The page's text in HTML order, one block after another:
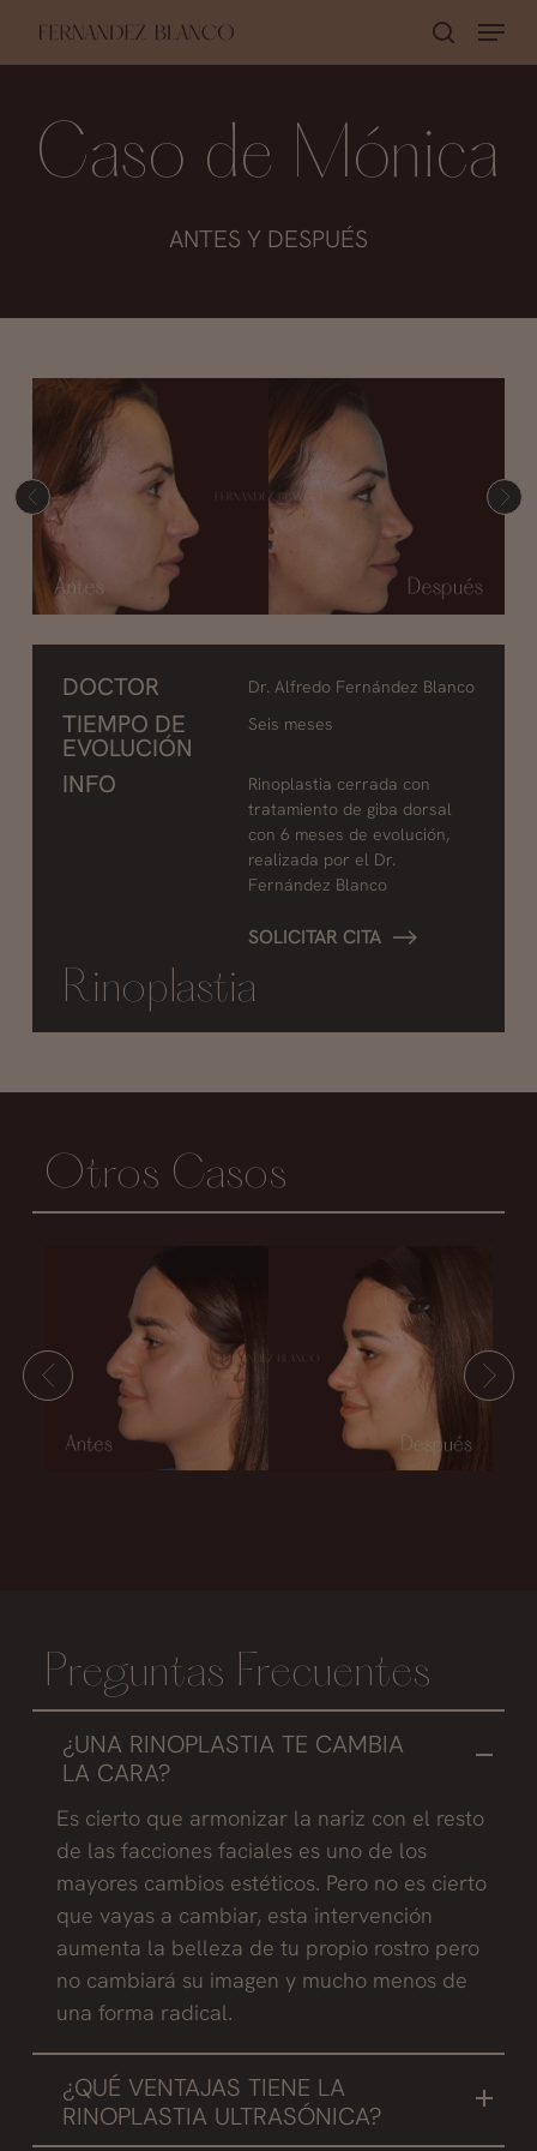
content
Menu
Caso de Mónica
ANTES Y DESPUÉS
DOCTOR Dr. Alfredo Fernández Blanco
TIEMPO DE
EVOLUCIÓN
Seis meses
INFO
Rinoplastia cerrada con
tratamiento de giba dorsal
con 6 meses de evolución,
realizada por el Dr.
Fernández Blanco
SOLICITAR CITA
Rinoplastia
Otros Casos
Preguntas Frecuentes
¿UNA RINOPLASTIA TE CAMBIA
LA CARA?
Es cierto que armonizar la nariz con el resto
de las facciones faciales es uno de los
mayores cambios estéticos. Pero no es cierto
que vayas a cambiar, esta intervención
aumenta la belleza de tu propio rostro pero
no cambiará su imagen y mucho menos de
una forma radical.
¿QUÉ VENTAJAS TIENE LA
RINOPLASTIA ULTRASÓNICA?